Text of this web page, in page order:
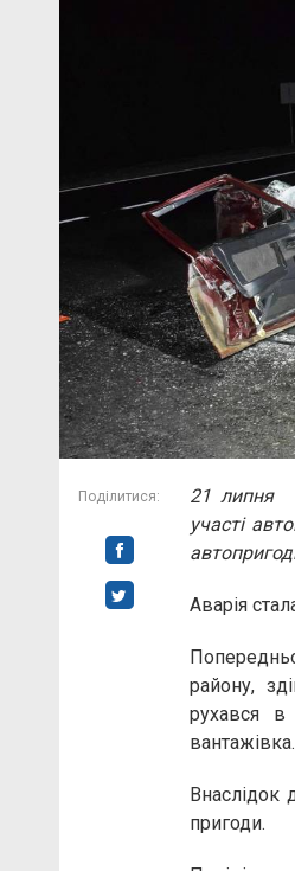
Поділитися:
21 липня
участі
Аварія
району,
рухався в
вантажівка.
Внаслідок
пригоди.